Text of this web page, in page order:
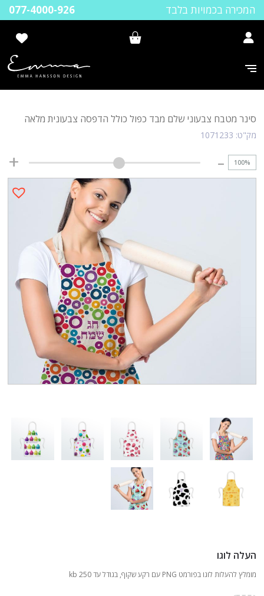
077-4000-926 המכירה בכמויות בלבד
סינר מטבח צבעוני שלם מבד כפול כולל הדפסה צבעונית מלאה
מק"ט: 1071233
100%
העלה לוגו
מומלץ להעלות לוגו בפורמט PNG עם רקע שקוף, בגודל עד 250 kb